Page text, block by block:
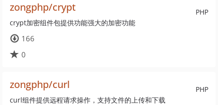
PHP
zongphp/crypt
crypt加密组件包提供功能强大的加密功能
166
0
PHP
zongphp/curl
curl组件提供远程请求操作，支持文件的上传和下载